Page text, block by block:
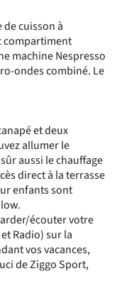
cuisson à
compartiment
machine Nespresso
ondes combiné. Le
et deux
allumer le
aussi le chauffage
direct à la terrasse
enfants sont
écouter votre
Radio) sur la
vos vacances,
de Ziggo Sport,